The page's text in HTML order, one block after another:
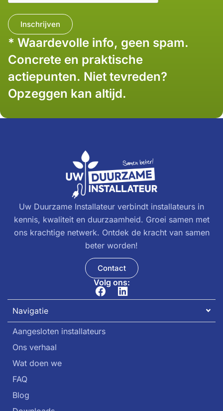
* Waardevolle info, geen spam.
Concrete en praktische
actiepunten. Niet tevreden?
Opzeggen kan altijd.
Uw Duurzame Installateur verbindt installateurs in
kennis, kwaliteit en duurzaamheid. Groei samen met
ons krachtige netwerk. Ontdek de kracht van samen
beter worden!
Contact
Volg ons:
Navigatie
Aangesloten installateurs
Ons verhaal
Wat doen we
FAQ
Blog